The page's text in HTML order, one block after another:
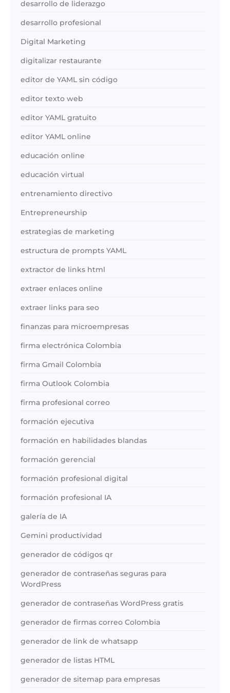
desarrollo de liderazgo
desarrollo profesional
Digital Marketing
digitalizar restaurante
editor de YAML sin código
editor texto web
editor YAML gratuito
editor YAML online
educación online
educación virtual
entrenamiento directivo
Entrepreneurship
estrategias de marketing
estructura de prompts YAML
extractor de links html
extraer enlaces online
extraer links para seo
finanzas para microempresas
firma electrónica Colombia
firma Gmail Colombia
firma Outlook Colombia
firma profesional correo
formación ejecutiva
formación en habilidades blandas
formación gerencial
formación profesional digital
formación profesional IA
galería de IA
Gemini productividad
generador de códigos qr
generador de contraseñas seguras para
WordPress
generador de contraseñas WordPress gratis
generador de firmas correo Colombia
generador de link de whatsapp
generador de listas HTML
generador de sitemap para empresas